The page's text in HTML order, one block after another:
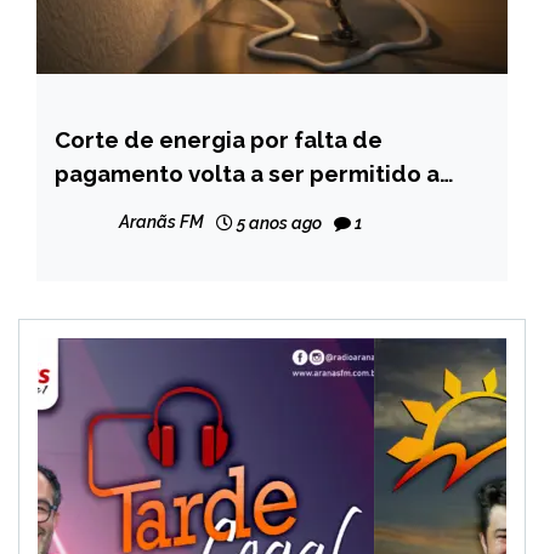
MINAS
GERAIS
NOTÍCIAS
Corte de energia por falta de
pagamento volta a ser permitido a
Aranãs FM 5 anos ago 1